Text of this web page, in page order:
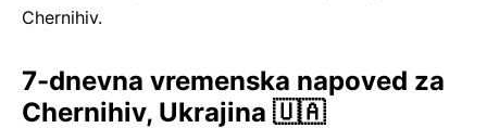
Chernihiv.
7-dnevna vremenska napoved za
Chernihiv, Ukrajina 🇺🇦